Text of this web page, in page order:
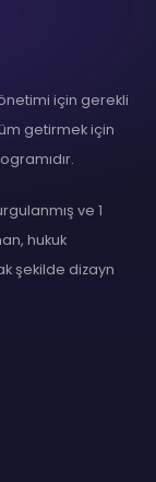
için gerekli
getirmek için
ve 1
hukuk
şekilde dizayn